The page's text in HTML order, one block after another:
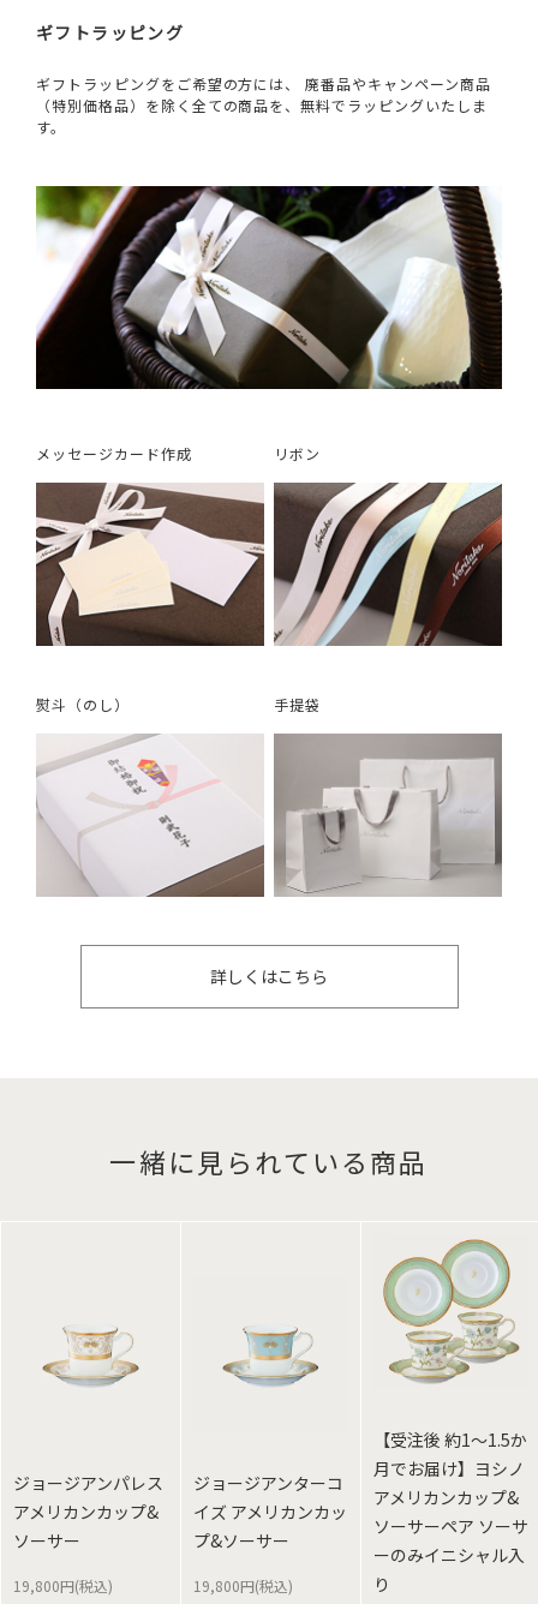
ギフトラッピング
ギフトラッピングをご希望の方には、 廃番品やキャンペーン商品
（特別価格品）を除く全ての商品を、無料でラッピングいたしま
す。
メッセージカード作成 リボン
熨斗（のし） 手提袋
詳しくはこちら
一緒に見られている商品
ジョージアンパレス
アメリカンカップ&
ソーサー
19,800円(税込)
ジョージアンターコ
イズ アメリカンカッ
プ&ソーサー
19,800円(税込)
【受注後 約1～1.5か
月でお届け】ヨシノ
アメリカンカップ&
ソーサーペア ソーサ
ーのみイニシャル入
り